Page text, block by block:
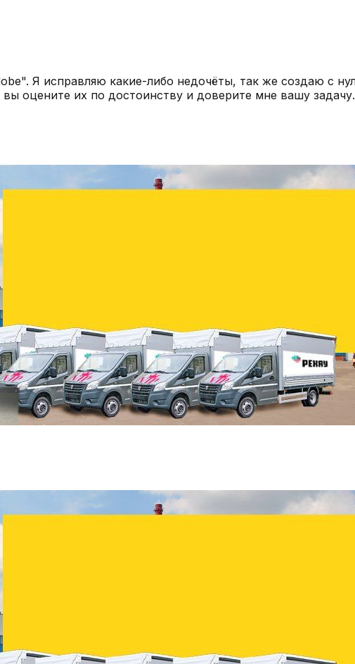
моих проектов, но лучшие я оставлю здесь. Надеюсь вы оцените их по достоинству и доверите мне вашу задачу.